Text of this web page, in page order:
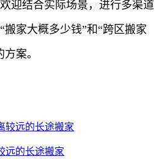
迎结合实际场景，进行多渠道
搬家大概多少钱”和“跨区搬家
案。
远的长途搬家